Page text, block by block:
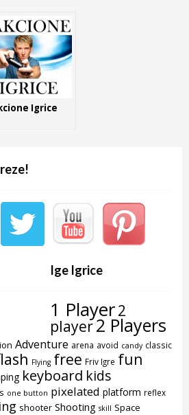
Igrice
Ige Igrice
1 Player2
player2 Players
Adventure arena avoid candy classic
Flying free Friv Igre fun
keyboard kids
one button pixelated platform reflex
shooter Shooting skill Space